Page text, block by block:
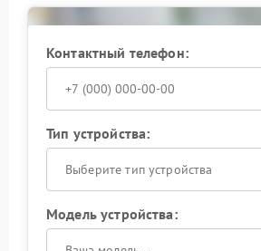
Контактный телефон:
Тип устройства:
Выберите тип устройства
Модель устройства: